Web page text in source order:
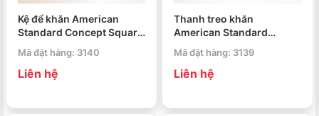
Kệ để khăn American
Standard Concept Square
Mã đặt hàng: 3140
Liên hệ
Thanh treo khăn
American Standard
0493CS
Mã đặt hàng: 3139
Liên hệ